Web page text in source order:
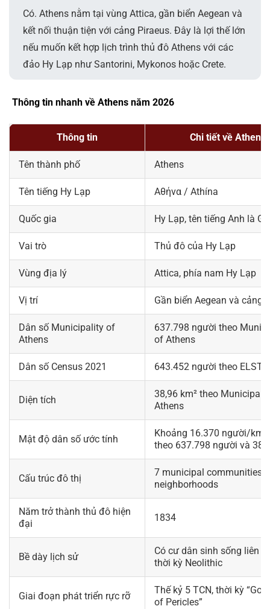
Có. Athens nằm tại vùng Attica, gần biển Aegean và
kết nối thuận tiện với cảng Piraeus. Đây là lợi thế lớn
nếu muốn kết hợp lịch trình thủ đô Athens với các
đảo Hy Lạp như Santorini, Mykonos hoặc Crete.
Thông tin nhanh về Athens năm 2026
Thông tin Chi tiết về Athens
Tên thành phố Athens
Tên tiếng Hy Lạp Αθήνα / Athína
Quốc gia Hy Lạp, tên tiếng Anh là
Vai trò Thủ đô của Hy Lạp
Vùng địa lý Attica, phía nam Hy Lạp
Vị trí Gần biển Aegean và cảng
Dân số Municipality of
Athens
637.798 người theo
of Athens
Dân số Census 2021 643.452 người theo
Diện tích
38,96 km² theo
Athens
Mật độ dân số ước tính
Khoảng 16.370 người/
theo 637.798 người và
Cấu trúc đô thị
7 municipal communities
neighborhoods
Năm trở thành thủ đô hiện
đại
1834
Bề dày lịch sử
Có cư dân sinh sống liên
thời kỳ Neolithic
Giai đoạn phát triển rực rỡ
Thế kỷ 5 TCN, thời kỳ
of Pericles”